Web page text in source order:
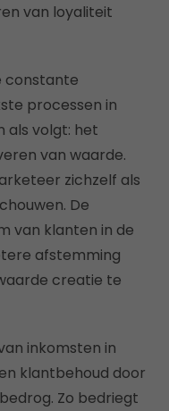
van loyaliteit
constante
processen in
als volgt: het
van waarde.
zichzelf als
De
van klanten in de
afstemming
creatie te
inkomsten in
klantbehoud door
Zo bedriegt